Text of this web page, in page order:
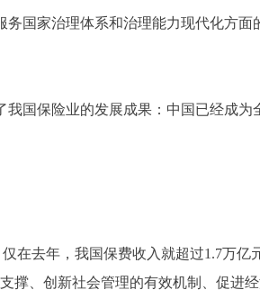
国家治理体系和治理能力现代化方面
国保险业的发展成果：中国已经成为
去年，我国保费收入就超过1.7万亿
撑、创新社会管理的有效机制、促进